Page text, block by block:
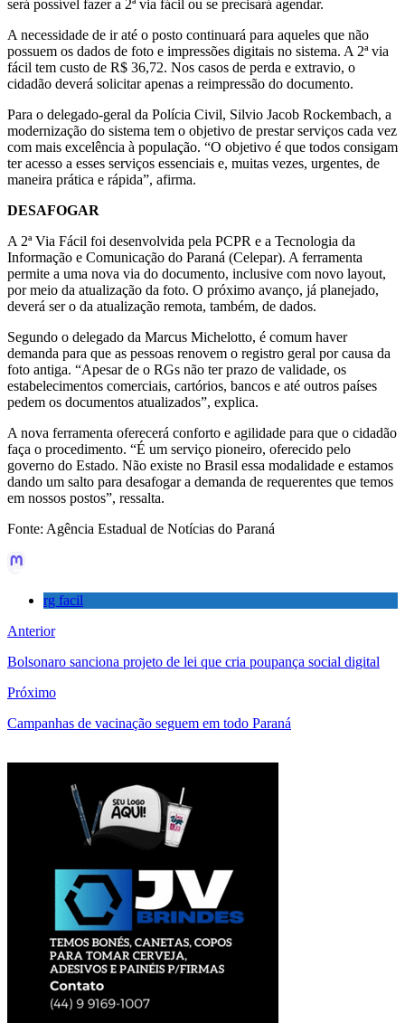
será possível fazer a 2ª via fácil ou se precisará agendar.
A necessidade de ir até o posto continuará para aqueles que não
possuem os dados de foto e impressões digitais no sistema. A 2ª via
fácil tem custo de R$ 36,72. Nos casos de perda e extravio, o
cidadão deverá solicitar apenas a reimpressão do documento.
Para o delegado-geral da Polícia Civil, Silvio Jacob Rockembach, a
modernização do sistema tem o objetivo de prestar serviços cada vez
com mais excelência à população. “O objetivo é que todos consigam
ter acesso a esses serviços essenciais e, muitas vezes, urgentes, de
maneira prática e rápida”, afirma.
DESAFOGAR
A 2ª Via Fácil foi desenvolvida pela PCPR e a Tecnologia da
Informação e Comunicação do Paraná (Celepar). A ferramenta
permite a uma nova via do documento, inclusive com novo layout,
por meio da atualização da foto. O próximo avanço, já planejado,
deverá ser o da atualização remota, também, de dados.
Segundo o delegado da Marcus Michelotto, é comum haver
demanda para que as pessoas renovem o registro geral por causa da
foto antiga. “Apesar de o RGs não ter prazo de validade, os
estabelecimentos comerciais, cartórios, bancos e até outros países
pedem os documentos atualizados”, explica.
A nova ferramenta oferecerá conforto e agilidade para que o cidadão
faça o procedimento. “É um serviço pioneiro, oferecido pelo
governo do Estado. Não existe no Brasil essa modalidade e estamos
dando um salto para desafogar a demanda de requerentes que temos
em nossos postos”, ressalta.
Fonte: Agência Estadual de Notícias do Paraná
rg facil
Anterior
Bolsonaro sanciona projeto de lei que cria poupança social digital
Próximo
Campanhas de vacinação seguem em todo Paraná